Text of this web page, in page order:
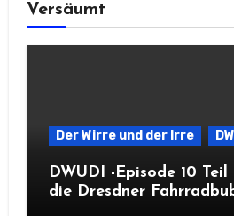
Versäumt
Der Wirre und der Irre
DWUDI -Episode 10
die Dresdner